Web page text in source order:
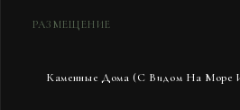
РАЗМЕЩЕНИЕ
Каменные Дома (с Видом На Море